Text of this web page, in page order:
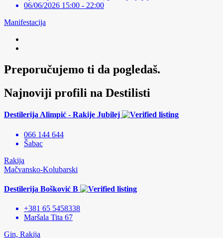
06/06/2026 15:00 - 22:00
Manifestacija
Preporučujemo ti da pogledaš.
Najnoviji profili na Destilisti
Destilerija Alimpić - Rakije Jubilej
066 144 644
Šabac
Rakija
Mačvansko-Kolubarski
Destilerija Bošković B
+381 65 5458338
Maršala Tita 67
Gin, Rakija